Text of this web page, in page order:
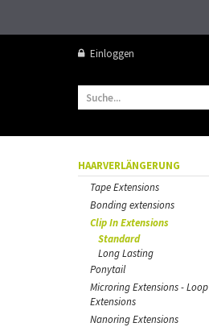
Einloggen
HAARVERLÄNGERUNG
Tape Extensions
Bonding extensions
Clip In Extensions
Standard
Long Lasting
Ponytail
Microring Extensions - Loop
Extensions
Nanoring Extensions